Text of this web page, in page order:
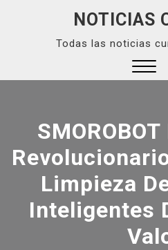
NOTICIAS
Todas las noticias
Limpieza
Inteligentes